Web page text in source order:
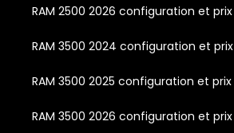
RAM 2500 2026 configuration et prix
RAM 3500 2024 configuration et prix
RAM 3500 2025 configuration et prix
RAM 3500 2026 configuration et prix